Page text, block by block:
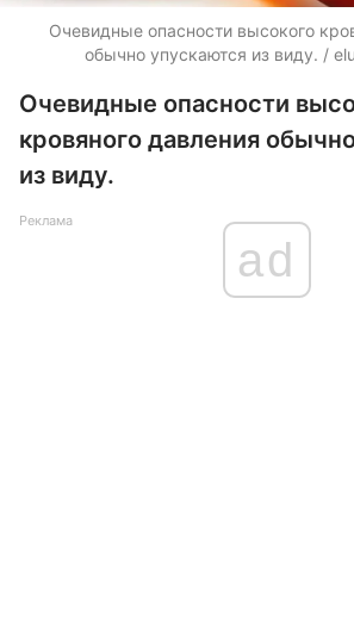
Очевидные опасности высокого
обычно упускаются из виду. /
Очевидные опасности
кровяного давления
из виду.
Реклама
ad